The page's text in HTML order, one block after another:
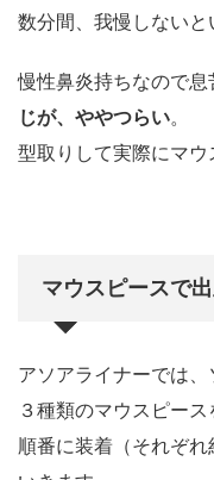
数分間、我慢しないと
慢性鼻炎持ちなので
じが、ややつらい。
型取りして実際にマウ
マウスピースで
アソアライナーでは
３種類のマウスピース
順番に装着（それぞ